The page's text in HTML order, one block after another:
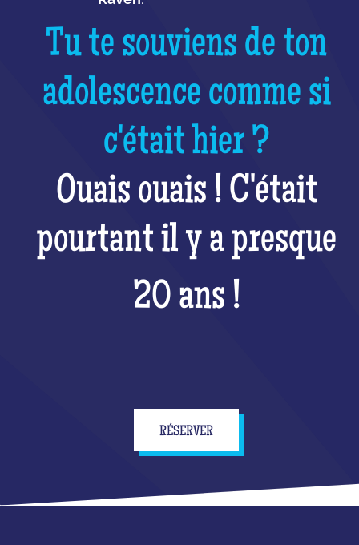
Tu te souviens de ton
adolescence comme si
c'était hier ?
Ouais ouais ! C'était
pourtant il y a presque
20 ans !
RÉSERVER